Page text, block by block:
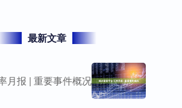
最新文章
月报 | 重要事件概况